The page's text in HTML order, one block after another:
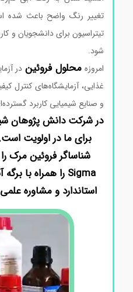
تغییر رنگ واضح باعث شده
تیتراسیون برای دانشجویان و
شود.
امروزهمحلول فروئیندر
غذایی، آزمایشگاه‌های کنترل
و صنایع شیمیایی کاربرد گسترده‌ای
در شرکت دانش پژوهان
برای ما در اولویت است.
استاندارد و مشاوره